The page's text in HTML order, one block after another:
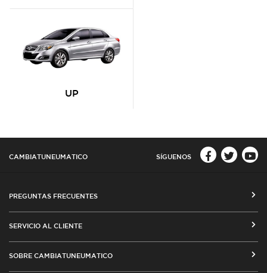
UP
CAMBIATUNEUMATICO SÍGUENOS
PREGUNTAS FRECUENTES
MEDIOS DE PAGO
SERVICIO AL CLIENTE
CAMBIO DE DIRECCIÓN
SOBRE CAMBIATUNEUMATICO